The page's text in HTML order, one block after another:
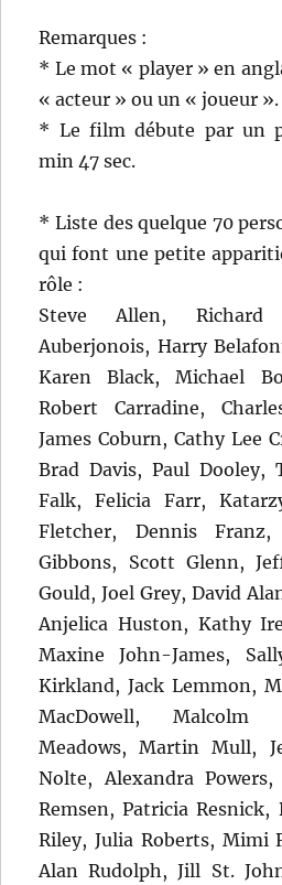
Remarques :
* Le mot « player » en
« acteur » ou un « joueur ».
* Le film débute par un
min 47 sec.
* Liste des quelque 70
qui font une petite
rôle :
Steve Allen, Richard
Auberjonois, Harry
Karen Black, Michael
Robert Carradine,
James Coburn, Cathy Lee
Brad Davis, Paul Dooley,
Falk, Felicia Farr,
Fletcher, Dennis
Gibbons, Scott Glenn,
Gould, Joel Grey, David
Anjelica Huston, Kathy
Maxine John-James,
Kirkland, Jack Lemmon,
MacDowell, Malcolm
Meadows, Martin Mull,
Nolte, Alexandra
Remsen, Patricia Resnick,
Riley, Julia Roberts, Mimi
Alan Rudolph, Jill St.